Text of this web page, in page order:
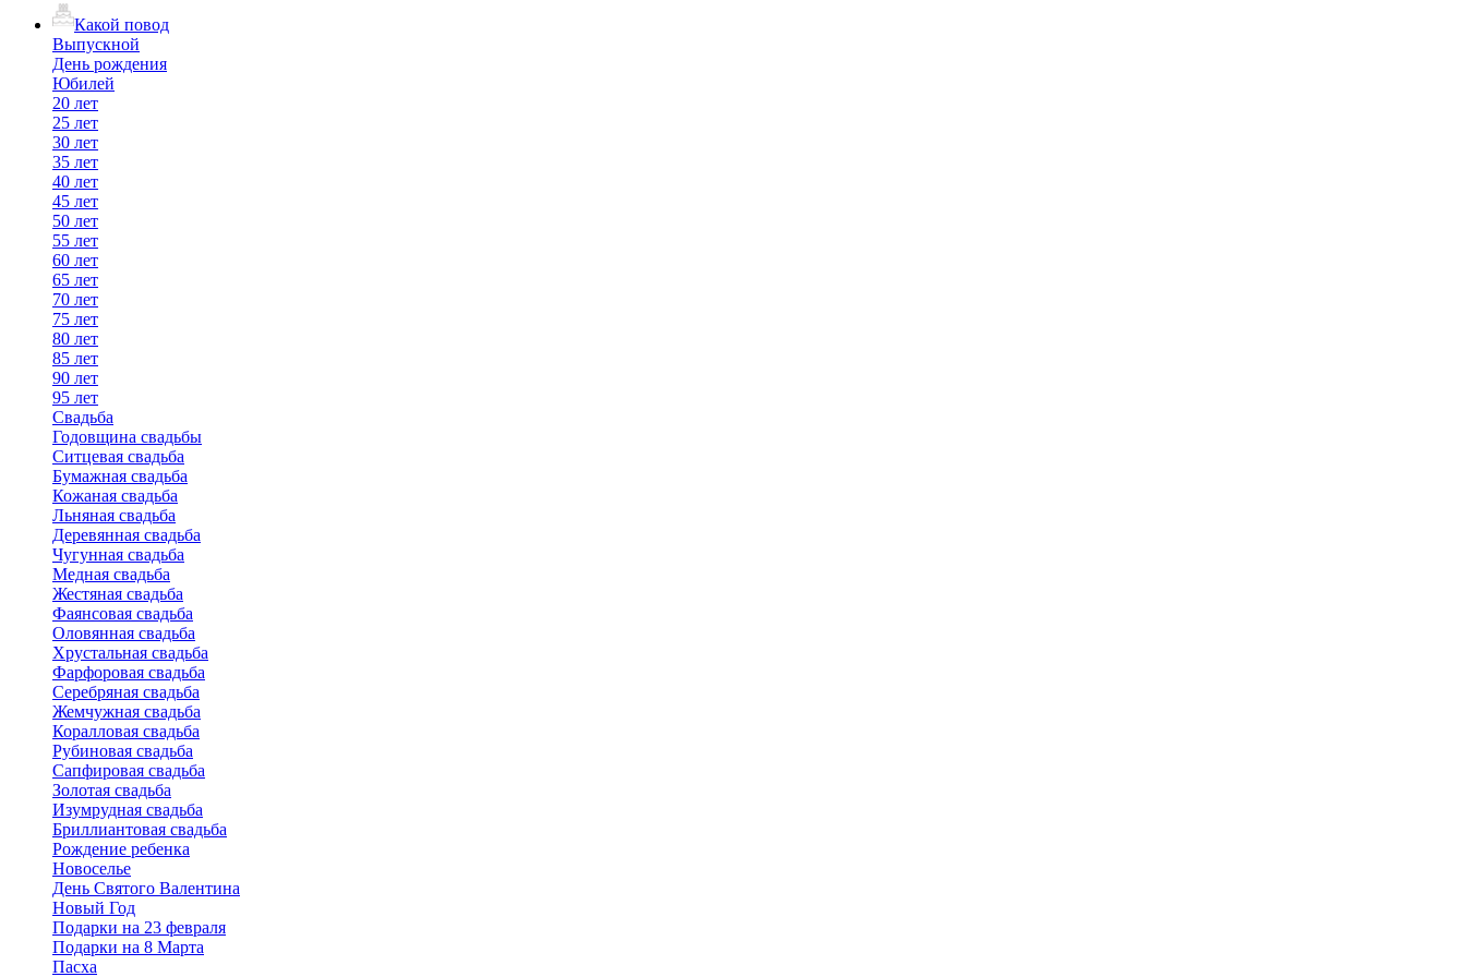
Какой повод
Выпускной
День рождения
Юбилей
20 лет
25 лет
30 лет
35 лет
40 лет
45 лет
50 лет
55 лет
60 лет
65 лет
70 лет
75 лет
80 лет
85 лет
90 лет
95 лет
Свадьба
Годовщина свадьбы
Ситцевая свадьба
Бумажная свадьба
Кожаная свадьба
Льняная свадьба
Деревянная свадьба
Чугунная свадьба
Медная свадьба
Жестяная свадьба
Фаянсовая свадьба
Оловянная свадьба
Хрустальная свадьба
Фарфоровая свадьба
Серебряная свадьба
Жемчужная свадьба
Коралловая свадьба
Рубиновая свадьба
Сапфировая свадьба
Золотая свадьба
Изумрудная свадьба
Бриллиантовая свадьба
Рождение ребенка
Новоселье
День Святого Валентина
Новый Год
Подарки на 23 февраля
Подарки на 8 Марта
Пасха